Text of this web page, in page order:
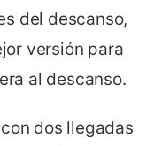
del descanso,
versión para
al descanso.
dos llegadas